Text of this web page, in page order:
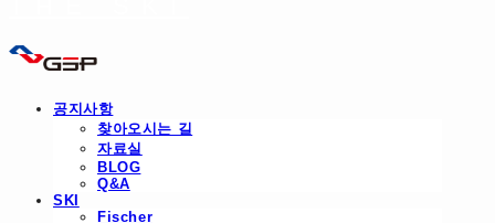
공지사항
찾아오시는 길
자료실
BLOG
Q&A
SKI
Fischer